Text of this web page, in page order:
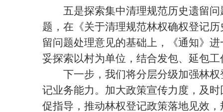
五是探索集中清理规范历史遗留问
题，在《关于清理规范林权确权登记
留问题处理意见的基础上，《通知》
妥探索以村为单位，结合发包、延包
下一步，我们将分层分级加强林权
记业务能力。加大政策宣传力度，及
促指导，推动林权登记政策落地见效